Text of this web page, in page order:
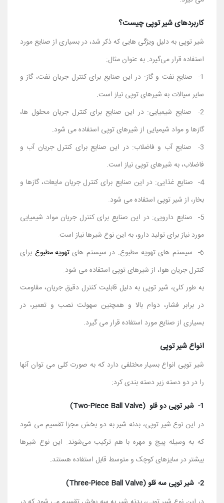
کاربردهای شیر توپی چیست؟
شیر توپی به دلیل ویژگی‌ هایی که ذکر شد، در بسیاری از صنایع مورد
استفاده قرار می‌گیرد. به عنوان مثال:
1- صنایع نفت و گاز: در این صنایع برای کنترل جریان نفت، گاز و
سایر سیالات به شیرهای توپی نیاز است.
2- صنایع شیمیایی: در این صنایع برای کنترل جریان محلول ‌ها،
گازها و مواد شیمیایی از شیرهای توپی استفاده می ‌شود.
3- صنایع آب و فاضلاب: در این صنایع برای کنترل جریان آب و
فاضلاب، به شیرهای توپی نیاز است.
4- صنایع غذایی: در این صنایع برای کنترل جریان مایعات، گازها و
بخار، از شیر توپی استفاده می ‌شود.
5- صنایع دارویی: در این صنایع برای کنترل جریان مواد شیمیایی
مورد نیاز برای تولید دارو، به این نوع شیرها نیاز است.
6- سیستم‌ های تهویه مطبوع: در سیستم‌ های
تهویه مطبوع برای
کنترل جریان هوا، از شیرهای توپی استفاده می ‌شود.
به طور کلی، شیر توپی به دلیل قابلیت کنترل دقیق جریان، مقاومت
در برابر فشار، دوام بالا و همچنین سهولت نصب و تعمیر، در
بسیاری از صنایع مورد استفاده قرار می ‌گیرد.
انواع شیر توپی
شیر توپی انواع بسیار مختلفی دارد که به صورت کلی می ‌توان آنها
را در دو دسته زیر دسته ‌بندی کرد:
1- شیر توپی دو قلو (Two-Piece Ball Valve)
در این نوع شیر توپی، بدنه شیر به دو بخش مجزا تقسیم می ‌شود
که به وسیله پیچ و مهره با هم ترکیب می‌شوند. این نوع شیرها
بیشتر در سایزهای کوچک و متوسط قابل استفاده هستند.
2- شیر توپی سه قلو (Three-Piece Ball Valve)